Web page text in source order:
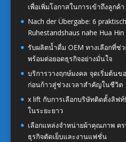
เพื่อเพิ่มโอกาสในการเข้าถึงลูกค้า
Nach der Übergabe: 6
Ruhestandshaus nahe Hua Hin
รับผลิตน้ำดื่ม OEM ทางเลือกที่ช่
พร้อมต่อยอดธุรกิจอย่างมั่นใจ
บริการวางฤกษ์มงคล จุดเริ่มต้นข
ก่อนก้าวสู่ช่วงเวลาสำคัญในชีวิต
x lift กับการเลือกบริษัทติดตั้งลิฟ
ในระยะยาว
เลือกแหล่งจำหน่ายผ้าคุณภาพ ค
ธุรกิจตัดเย็บและงานแฟชั่น